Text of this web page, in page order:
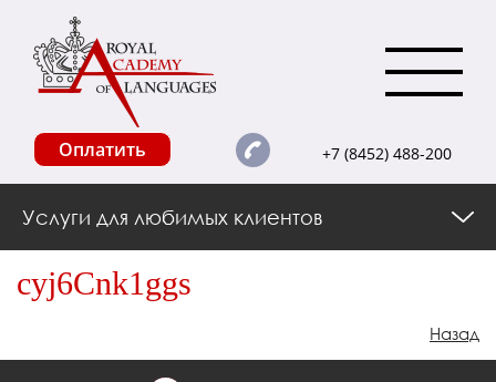
Оплатить +7 (8452) 488-200
Услуги для любимых клиентов
cyj6Cnk1ggs
Назад